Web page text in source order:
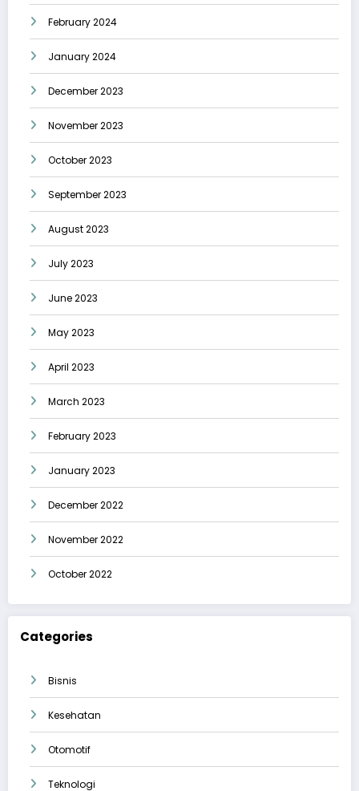
February 2024
January 2024
December 2023
November 2023
October 2023
September 2023
August 2023
July 2023
June 2023
May 2023
April 2023
March 2023
February 2023
January 2023
December 2022
November 2022
October 2022
Categories
Bisnis
Kesehatan
Otomotif
Teknologi